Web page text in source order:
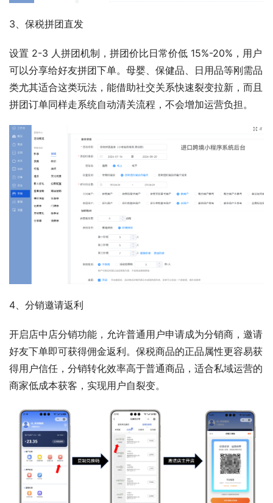
3、保税拼团直发
设置 2-3 人拼团机制，拼团价比日常价低 15%-20%，用户
可以分享给好友拼团下单。母婴、保健品、日用品等刚需品
类尤其适合这类玩法，能借助社交关系快速裂变拉新，而且
拼团订单同样走系统自动清关流程，不会增加运营负担。
4、分销邀请返利
开启店中店分销功能，允许普通用户申请成为分销商，邀请
好友下单即可获得佣金返利。保税商品的正品属性更容易获
得用户信任，分销转化效率高于普通商品，适合私域运营的
商家低成本获客，实现用户自裂变。